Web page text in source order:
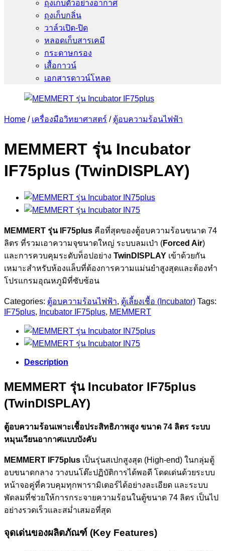
ถุงเก็บตัวอย่างอากาศ
ถุงเก็บกลิ่น
วาล์วเปิด-ปิด
หลอดเก็บสารเคมี
กระดาษกรอง
เสื้อกาวน์
เอกสารดาวน์โหลด
Home / เครื่องมือวิทยาศาสตร์ / ตู้อบความร้อนไฟฟ้า
MEMMERT รุ่น Incubator
IF75plus (TwinDISPLAY)
MEMMERT รุ่น IF75plus คือที่สุดของตู้อบความร้อนขนาด 74
ลิตร ที่รวมเอาความจุขนาดใหญ่ ระบบลมเป่า (Forced Air)
และการควบคุมระดับท็อปอย่าง TwinDISPLAY เข้าด้วยกัน
เหมาะสำหรับห้องแล็บที่ต้องการความแม่นยำสูงสุดและต้องทำ
โปรแกรมอุณหภูมิที่ซับซ้อน
Categories: ตู้อบความร้อนไฟฟ้า, ตู้เลี้ยงเชื้อ (Incubator) Tags:
IF75plus, Incubator IF75plus, MEMMERT
Description
MEMMERT รุ่น Incubator IF75plus
(TwinDISPLAY)
ตู้อบความร้อนเพาะเชื้อประสิทธิภาพสูง ขนาด 74 ลิตร ระบบ
หมุนเวียนอากาศแบบบังคับ
MEMMERT IF75plus เป็นรุ่นสเปกสูงสุด (High-end) ในกลุ่มตู้
อบขนาดกลาง วางบนโต๊ะปฏิบัติการได้พอดี โดดเด่นด้วยระบบ
หน้าจอคู่ที่ควบคุมทุกพารามิเตอร์ได้อย่างละเอียด และระบบ
พัดลมที่ช่วยให้การกระจายความร้อนในตู้ขนาด 74 ลิตร เป็นไป
อย่างรวดเร็วและสม่ำเสมอที่สุด
จุดเด่นของผลิตภัณฑ์ (Key Features)